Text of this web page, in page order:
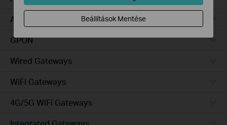
Access Max
GPON
Wired Gateways
WiFi Gateways
4G/5G WiFi Gateways
Beállítások Mentése